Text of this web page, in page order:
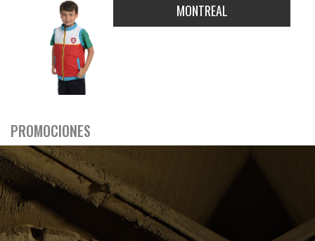
MONTREAL
PROMOCIONES